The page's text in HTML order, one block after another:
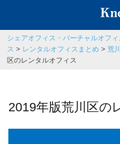
シェアオフィス・バーチャルオフ
ス > レンタルオフィスまとめ > 荒
区のレンタルオフィス
2019年版荒川区の